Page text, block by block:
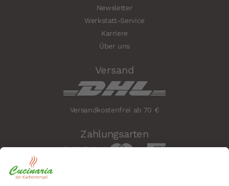
Newsletter
Werkstatt-Service
Karriere
Über uns
Versand
Versandkostenfrei ab 70 €
Zahlungsarten